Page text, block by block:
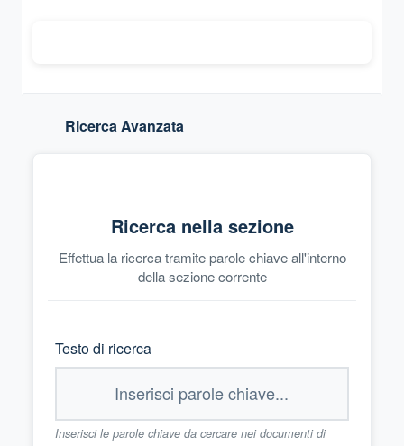
Ricerca Avanzata
Ricerca nella sezione
Effettua la ricerca tramite parole chiave all'interno
della sezione corrente
Testo di ricerca
Inserisci le parole chiave da cercare nei documenti di